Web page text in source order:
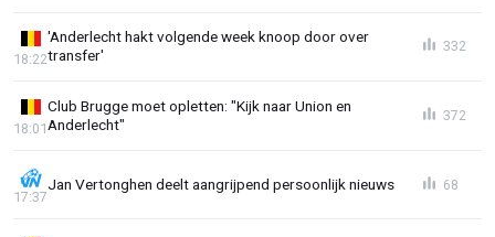
'Anderlecht hakt volgende week knoop door over
transfer'
18:22
332
Club Brugge moet opletten: "Kijk naar Union en
Anderlecht"
18:01
372
Jan Vertonghen deelt aangrijpend persoonlijk nieuws
17:37
68